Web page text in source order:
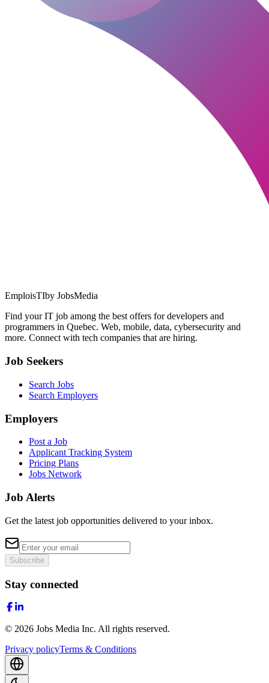
EmploisTIby JobsMedia
Find your IT job among the best offers for developers and
programmers in Quebec. Web, mobile, data, cybersecurity and
more. Connect with tech companies that are hiring.
Job Seekers
Search Jobs
Search Employers
Employers
Post a Job
Applicant Tracking System
Pricing Plans
Jobs Network
Job Alerts
Get the latest job opportunities delivered to your inbox.
Subscribe
Stay connected
© 2026 Jobs Media Inc. All rights reserved.
Privacy policyTerms & Conditions